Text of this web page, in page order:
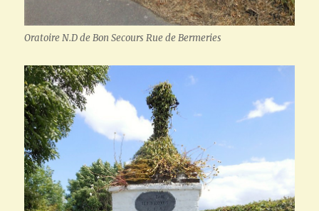
Oratoire N.D de Bon Secours Rue de Bermeries